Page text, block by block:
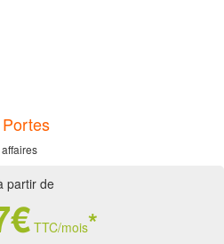
partir de
TTC/mois*